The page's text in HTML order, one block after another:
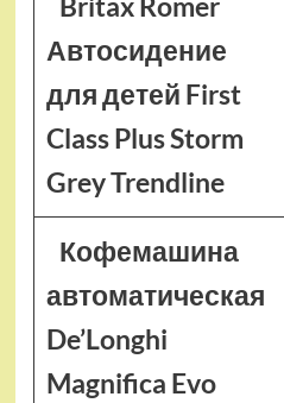
Автосидение
для детей First
Class Plus Storm
Grey Trendline
Кофемашина
автоматическая
De’Longhi
Magnifica Evo